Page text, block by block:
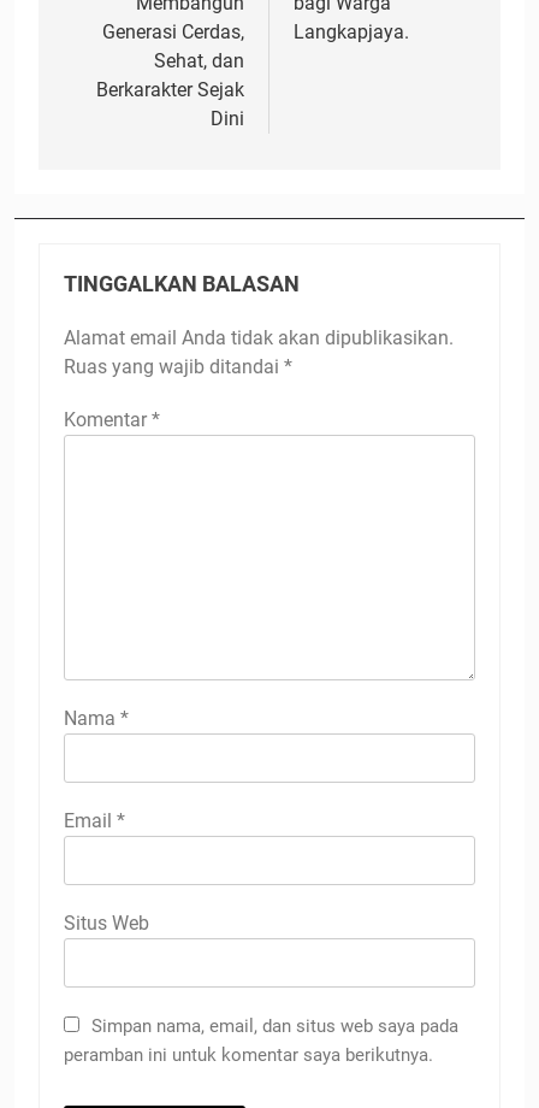
Generasi Cerdas,
Sehat, dan
Berkarakter Sejak
Dini
Langkapjaya.
TINGGALKAN BALASAN
Alamat email Anda tidak akan dipublikasikan.
Ruas yang wajib ditandai *
Komentar *
Nama *
Email *
Situs Web
Simpan nama, email, dan situs web saya pada
peramban ini untuk komentar saya berikutnya.